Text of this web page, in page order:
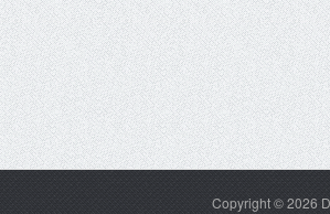
Copyright © 2026